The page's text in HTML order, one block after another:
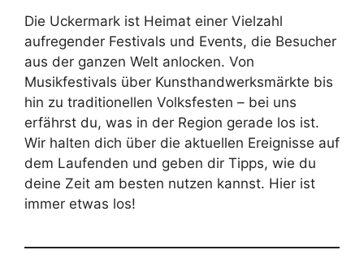
Die Uckermark ist Heimat einer Vielzahl
aufregender Festivals und Events, die Besucher
aus der ganzen Welt anlocken. Von
Musikfestivals über Kunsthandwerksmärkte bis
hin zu traditionellen Volksfesten – bei uns
erfährst du, was in der Region gerade los ist.
Wir halten dich über die aktuellen Ereignisse auf
dem Laufenden und geben dir Tipps, wie du
deine Zeit am besten nutzen kannst. Hier ist
immer etwas los!